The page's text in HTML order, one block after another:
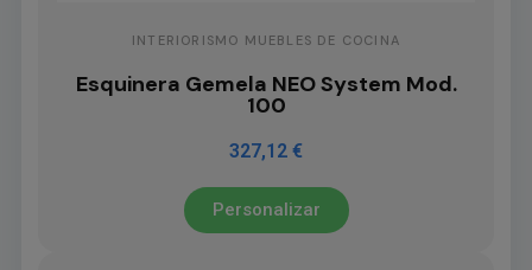
INTERIORISMO MUEBLES DE COCINA
Esquinera Gemela NEO System Mod.
100
327,12 €
Personalizar